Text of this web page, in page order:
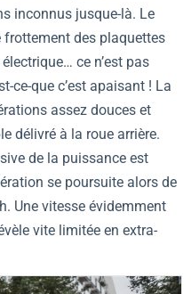
inconnus jusque-là. Le
frottement des plaquettes
ce n’est pas
ce-que c’est apaisant ! La
assez douces et
délivré à la roue arrière.
de la puissance est
se poursuite alors de
Une vitesse évidemment
vite limitée en extra-